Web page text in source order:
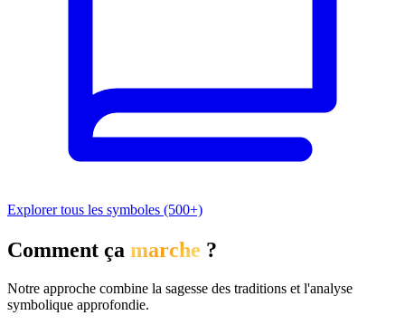
Explorer tous les symboles (500+)
Comment ça marche ?
Notre approche combine la sagesse des traditions et l'analyse
symbolique approfondie.